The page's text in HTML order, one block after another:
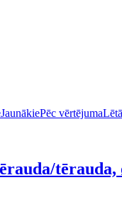
JaunākiePēc vērtējuma